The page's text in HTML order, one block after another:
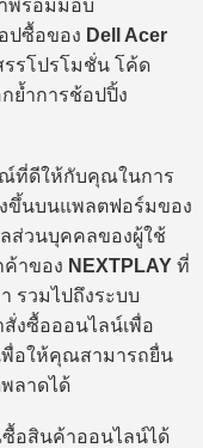
พร้อมมอบ
ปซื้อของ Dell Acer
รโปรโมชั่น โค้ด
ย้ำการช้อปปิ้ง
ที่ดีให้กับคุณในการ
ขึ้นบนแพลตฟอร์มของ
ส่วนบุคคลของผู้ใช้
ค้าของ NEXTPLAY ที่
รวมไปถึงระบบ
งซื้อออนไลน์เพื่อ
พื่อให้คุณสามารถยื่น
ลาดได้
อสินค้าออนไลน์ได้